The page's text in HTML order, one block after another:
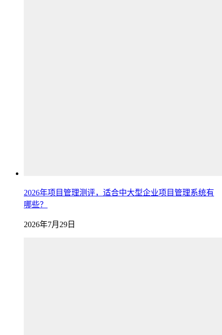
2026年项目管理测评，适合中大型企业项目管理系统有
哪些？
2026年7月29日